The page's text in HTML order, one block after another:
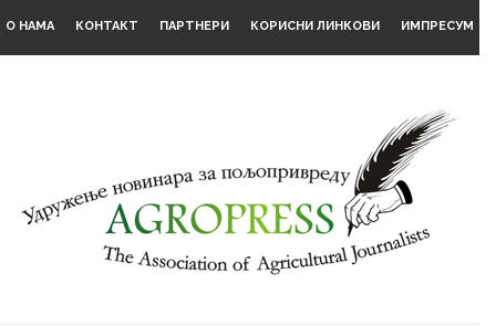
О НАМА КОНТАКТ ПАРТНЕРИ КОРИСНИ ЛИНКОВИ ИМПРЕСУМ